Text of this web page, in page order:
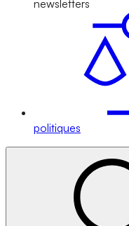
newsletters
politiques